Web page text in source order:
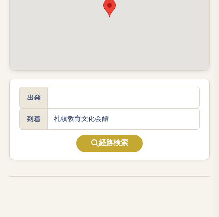
出発
到着
経路検索